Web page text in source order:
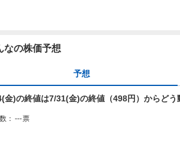
なの株価予想
予想
金)の終値は7/31(金)の終値（498円）からどう
： ---票